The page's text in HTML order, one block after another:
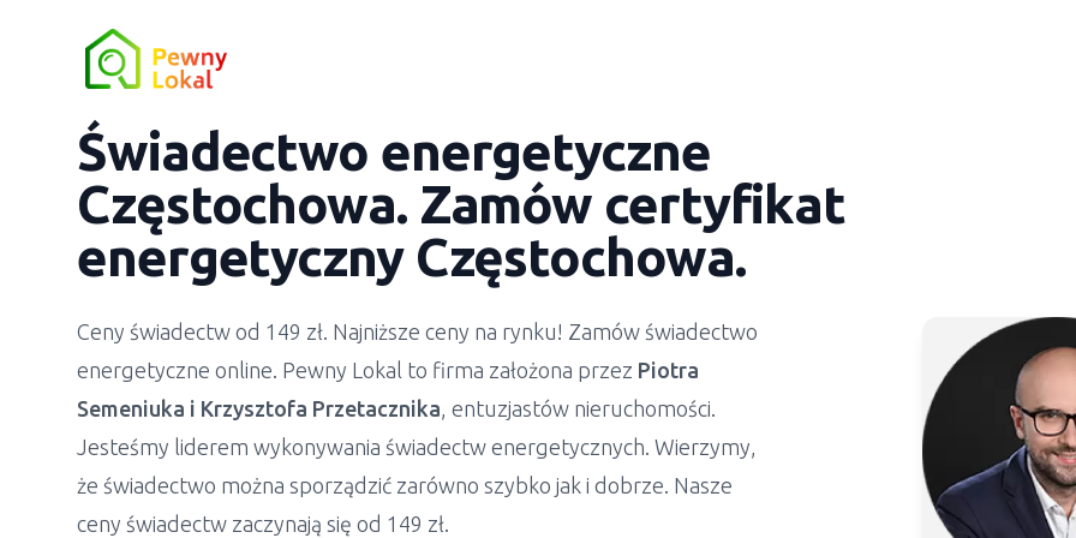
Świadectwo energetyczne
Częstochowa. Zamów certyfikat
energetyczny Częstochowa.
Ceny świadectw od 149 zł. Najniższe ceny na rynku! Zamów świadectwo
energetyczne online. Pewny Lokal to firma założona przez Piotra
Semeniuka i Krzysztofa Przetacznika, entuzjastów nieruchomości.
Jesteśmy liderem wykonywania świadectw energetycznych. Wierzymy,
że świadectwo można sporządzić zarówno szybko jak i dobrze. Nasze
ceny świadectw zaczynają się od 149 zł.